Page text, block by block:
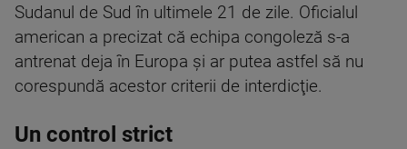
Sudanul de Sud în ultimele 21 de zile. Oficialul
american a precizat că echipa congoleză s-a
antrenat deja în Europa şi ar putea astfel să nu
corespundă acestor criterii de interdicţie.
Un control strict